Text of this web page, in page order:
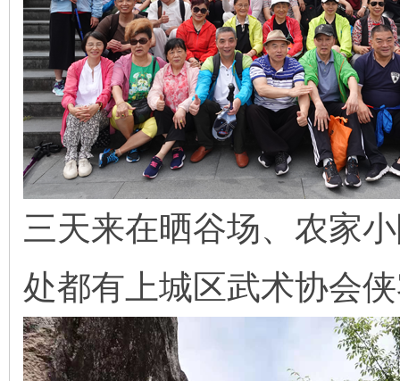
三天来在晒谷场、农家
处都有上城区武术协会